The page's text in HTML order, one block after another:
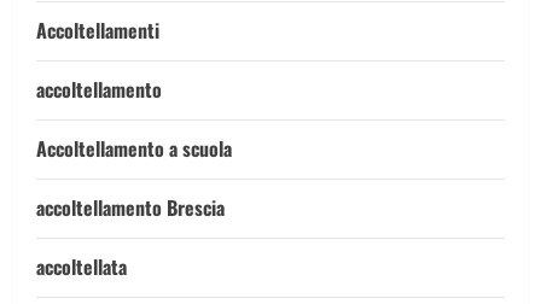
Accoltellamenti
accoltellamento
Accoltellamento a scuola
accoltellamento Brescia
accoltellata